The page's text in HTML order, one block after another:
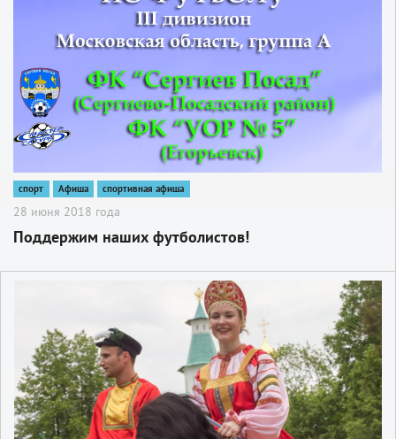
спорт Афиша спортивная афиша
28 июня 2018 года
Поддержим наших футболистов!